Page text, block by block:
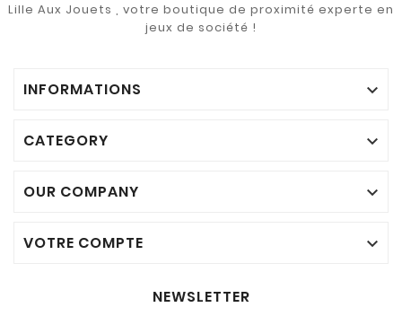
Lille Aux Jouets , votre boutique de proximité experte en
jeux de société !
INFORMATIONS 
CATEGORY 
OUR COMPANY 
VOTRE COMPTE 
NEWSLETTER